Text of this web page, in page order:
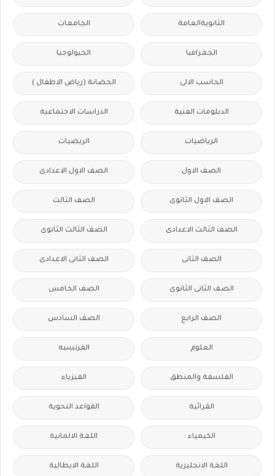
الثانويةالعامة الجامعات
الجغرافيا الجيولوجيا
الحاسب الالى الحضانة (رياض الاطفال )
الدبلومات الفنية الدراسات الاجتماعية
الرياضيات الريضيات
الصف الاول الصف الاول الاعدادى
الصف الاول الثانوى الصف الثالث
الصف الثالث الاعدادى الصف الثالث الثانوى
الصف الثانى الصف الثانى الاعدادى
الصف الثانى الثانوى الصف الخامس
الصف الرابع الصف السادس
العلوم الفرنسيه
الفلسفة والمنطق الفيزياء
القرائية القواعد النحوية
الكيمياء اللغة الالمانية
اللغة الانجليزية اللغة الايطالية